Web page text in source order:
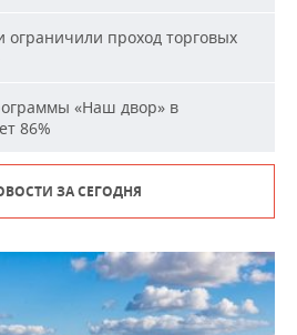
ограничили проход торговых
«Наш двор» в
86%
ЗА СЕГОДНЯ